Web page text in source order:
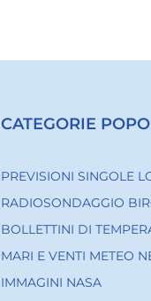
CATEGORIE
PREVISIONI SINGOLE
RADIOSONDAGGIO
BOLLETTINI DI
MARI E VENTI METEO
IMMAGINI NASA